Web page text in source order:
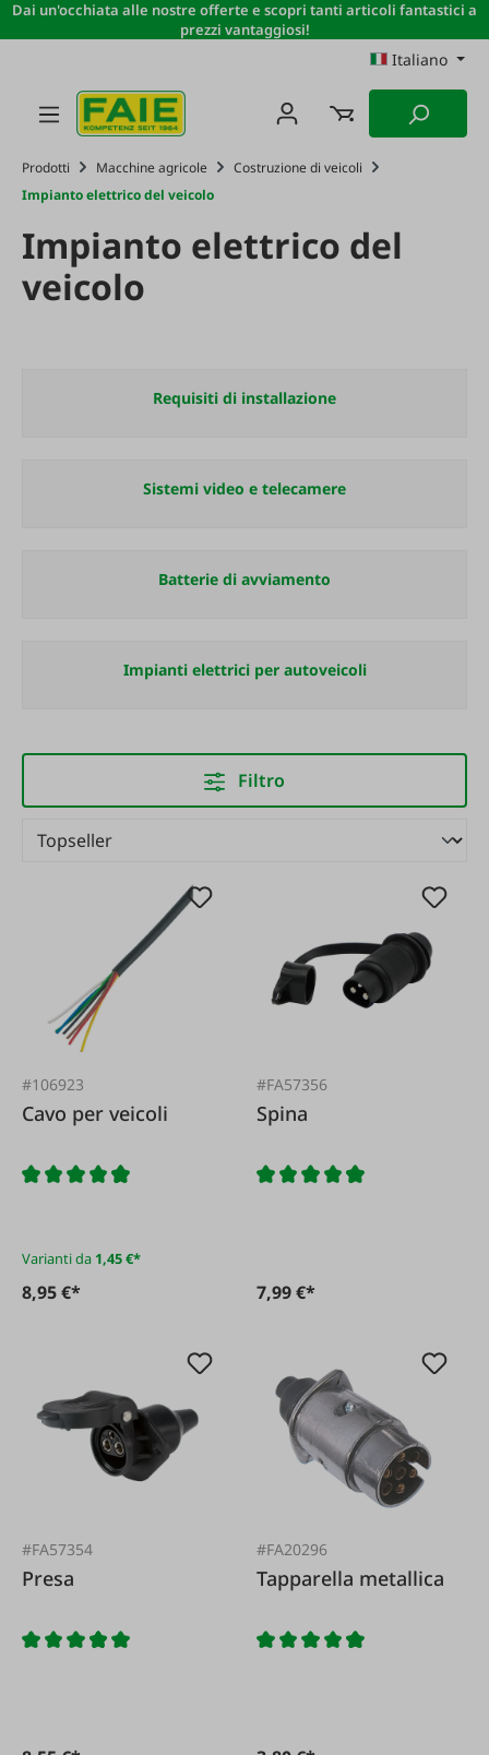
Passa al contenuto principale
Dai un'occhiata alle nostre offerte e scopri tanti articoli fantastici a
prezzi vantaggiosi!
Italiano
Prodotti Macchine agricole
Costruzione di veicoli
Impianto elettrico del veicolo
Impianto elettrico del
veicolo
Requisiti di installazione
Sistemi video e telecamere
Batterie di avviamento
Impianti elettrici per autoveicoli
Filtro
#106923
Cavo per veicoli
Varianti da 1,45 €*
8,95 €*
#FA57356
Spina
7,99 €*
#FA57354
Presa
#FA20296
Tapparella metallica